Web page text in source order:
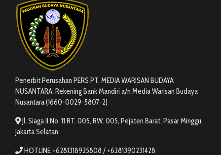
Penerbit Perusahan PERS PT. MEDIA WARISAN BUDAYA
NUSANTARA. Rekening Bank Mandiri a/n Media Warisan Budaya
Nusantara (1660-0029-5807-2)
Jl. Siaga II No. 11 RT. 005, RW. 005, Pejaten Barat, Pasar Minggu,
Jakarta Selatan
HOTLINE +6281318925808 / +6281390231428